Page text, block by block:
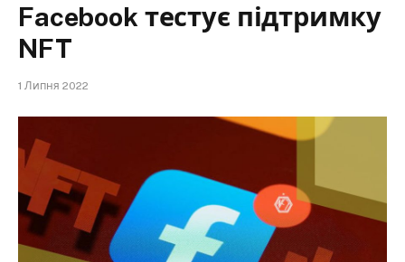
Facebook тестує підтримку
NFT
1 Липня 2022